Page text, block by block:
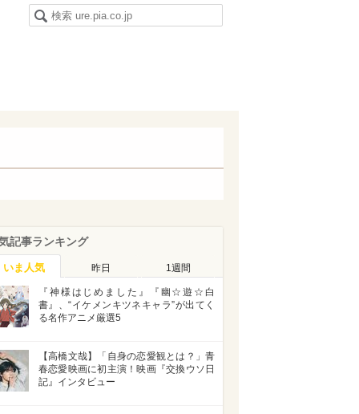
記事ランキング
いま人気 昨日 1週間
『神様はじめました』『幽☆遊☆白
書』、“イケメンキツネキャラ”が出てく
る名作アニメ厳選5
【高橋文哉】「自身の恋愛観とは？」青
春恋愛映画に初主演！映画『交換ウソ日
記』インタビュー